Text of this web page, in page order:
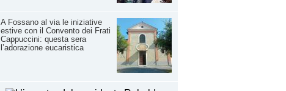
A Fossano al via le iniziative
estive con il Convento dei Frati
Cappuccini: questa sera
l’adorazione eucaristica